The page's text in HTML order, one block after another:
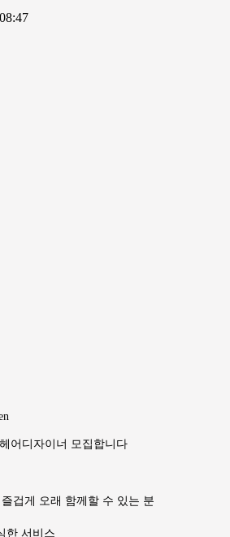
어디자이너 모집합니다
겁게 오래 함께할 수 있는 분
한 서비스